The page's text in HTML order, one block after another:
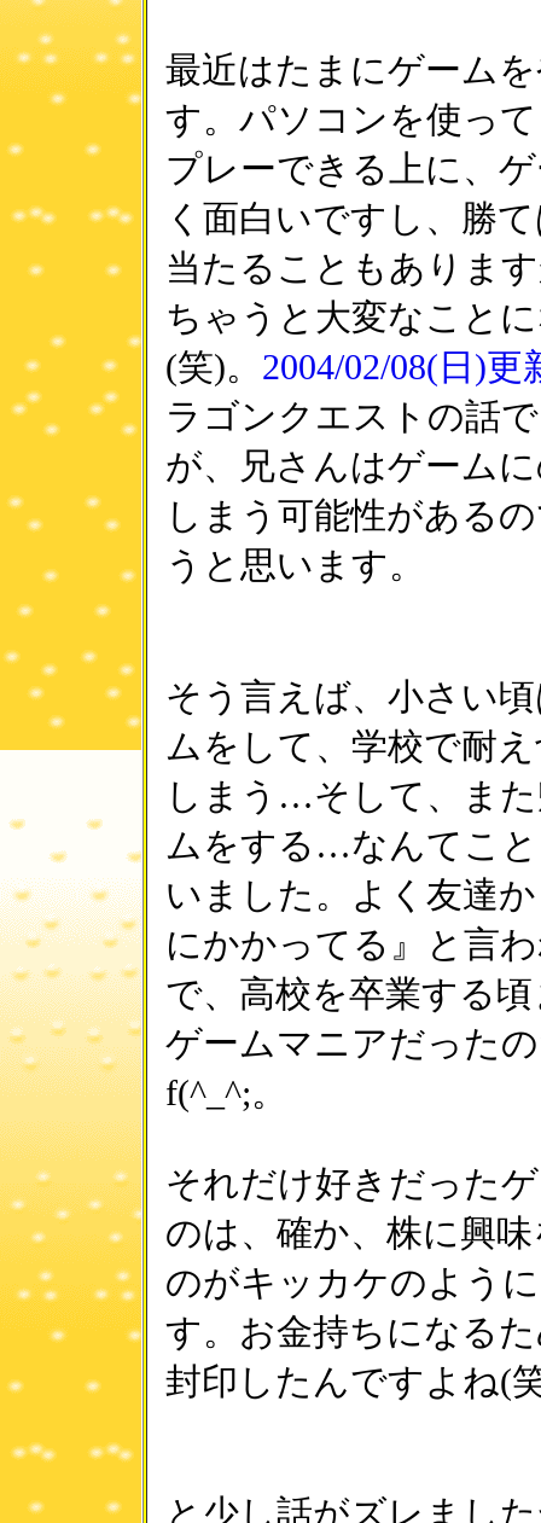
最近はたまにゲーム
す。パソコンを使っ
プレーできる上に、
く面白いですし、勝
当たることもありま
ちゃうと大変なこと
(笑)。 2004/02/08(日)更
ラゴンクエストの話
が、兄さんはゲーム
しまう可能性がある
うと思います。
そう言えば、小さい
ムをして、学校で耐
しまう…そして、ま
ムをする…なんてこ
いました。よく友達
にかかってる』と言
で、高校を卒業する
ゲームマニアだった
f(^_^;。
それだけ好きだった
のは、確か、株に興
のがキッカケのよう
す。お金持ちになる
封印したんですよね(
と少し話がズレまし